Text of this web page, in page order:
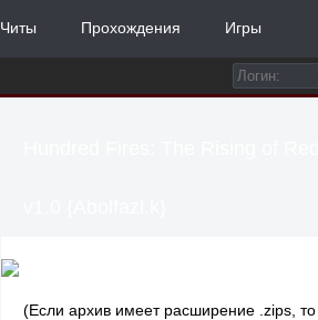
Читы Прохождения Игры
(Если архив имеет расширение .zips,